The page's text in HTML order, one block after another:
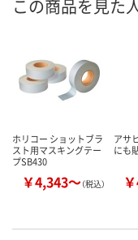
この商品を見た
ホリコー ショットブラ
スト用マスキングテー
プSB430
￥4,343～（税込）
アサ
にも